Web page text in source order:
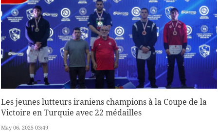
Les jeunes lutteurs iraniens champions à la Coupe de la
Victoire en Turquie avec 22 médailles
May 06, 2025 03:49